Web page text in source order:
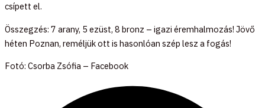
csípett el.
Összegzés: 7 arany, 5 ezüst, 8 bronz – igazi éremhalmozás! Jövő
héten Poznan, reméljük ott is hasonlóan szép lesz a fogás!
Fotó: Csorba Zsófia – Facebook